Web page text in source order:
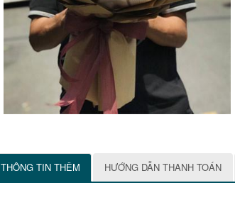
THÔNG TIN THÊM HƯỚNG DẪN THANH TOÁN